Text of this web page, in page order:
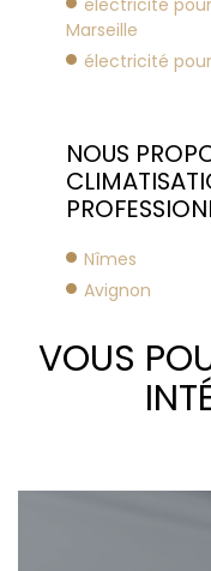
Marseille
électricité
NOUS
Nîmes
Avignon
VOUS